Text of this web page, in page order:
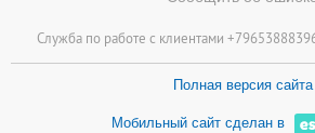
Служба по работе с клиентами
Полная версия сайта
Мобильный сайт сделан в